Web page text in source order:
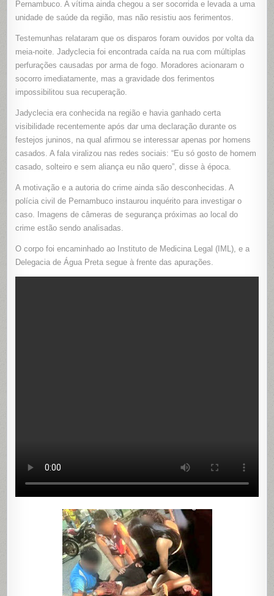
DA
PRETA,
Pernambuco. A vítima ainda chegou a ser socorrida e levada a uma
unidade de saúde da região, mas não resistiu aos ferimentos.
Testemunhas relataram que os disparos foram ouvidos por volta da
meia-noite. Jadyclecia foi encontrada caída na rua com múltiplas
perfurações causadas por arma de fogo. Moradores acionaram o
socorro imediatamente, mas a gravidade dos ferimentos
impossibilitou sua recuperação.
Jadyclecia era conhecida na região e havia ganhado certa
visibilidade recentemente após dar uma declaração durante os
festejos juninos, na qual afirmou se interessar apenas por homens
casados. A fala viralizou nas redes sociais: “Eu só gosto de homem
casado, solteiro e sem aliança eu não quero”, disse à época.
A motivação e a autoria do crime ainda são desconhecidas. A
polícia civil de Pernambuco instaurou inquérito para investigar o
caso. Imagens de câmeras de segurança próximas ao local do
crime estão sendo analisadas.
O corpo foi encaminhado ao Instituto de Medicina Legal (IML), e a
Delegacia de Água Preta segue à frente das apurações.